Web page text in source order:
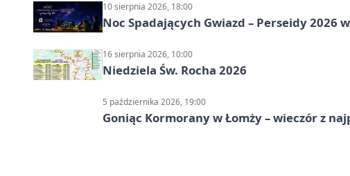
10 sierpnia 2026, 18:00
Noc Spadających Gwiazd – Perseidy 2026
16 sierpnia 2026, 10:00
Niedziela Św. Rocha 2026
5 października 2026, 19:00
Goniąc Kormorany w Łomży – wieczór z